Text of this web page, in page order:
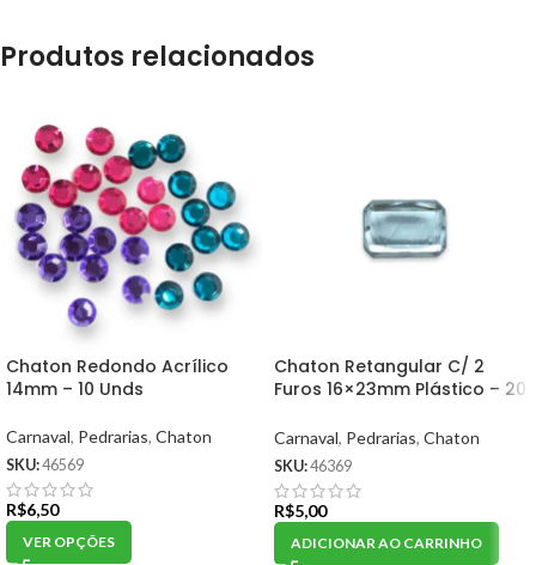
Produtos relacionados
Chaton Redondo Acrílico
14mm – 10 Unds
Carnaval, Pedrarias, Chaton
SKU:46569
R$6,50
VER OPÇÕES
Chaton Retangular C/ 2
Furos 16×23mm Plástico – 20
Carnaval, Pedrarias, Chaton
SKU:46369
R$5,00
ADICIONAR AO CARRINHO